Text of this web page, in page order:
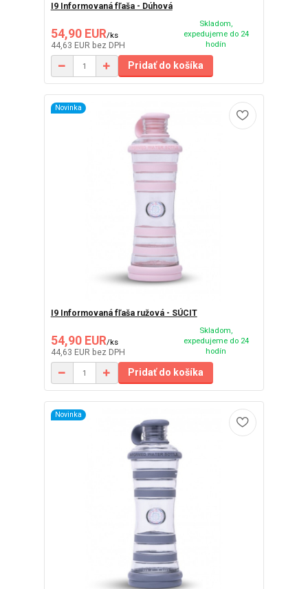
I9 Informovaná fľaša - Dúhová
54,90 EUR/ks
44,63 EUR bez DPH
Skladom,
expedujeme do 24
hodín
Pridať do košíka
Novinka
I9 Informovaná fľaša ružová - SÚCIT
54,90 EUR/ks
44,63 EUR bez DPH
Skladom,
expedujeme do 24
hodín
Pridať do košíka
Novinka